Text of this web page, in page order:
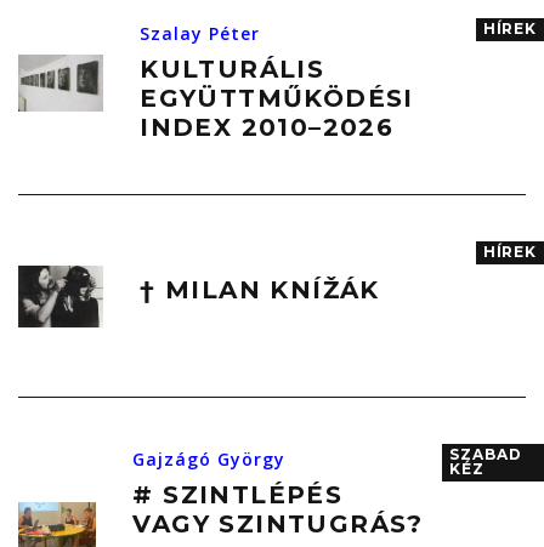
Szalay Péter
KULTURÁLIS
EGYÜTTMŰKÖDÉSI
INDEX 2010–2026
HÍREK
† MILAN KNÍŽÁK
HÍREK
Gajzágó György
# SZINTLÉPÉS
VAGY SZINTUGRÁS?
SZABAD
KÉZ